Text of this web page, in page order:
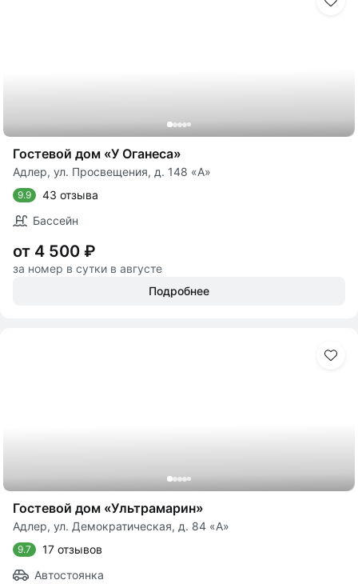
Гостевой дом «У Оганеса»
Адлер, ул. Просвещения, д. 148 «А»
9.9
43 отзыва
Бассейн
от 4 500 ₽
за номер в сутки в августе
Подробнее
Гостевой дом «Ультрамарин»
Адлер, ул. Демократическая, д. 84 «А»
9.7
17 отзывов
Автостоянка